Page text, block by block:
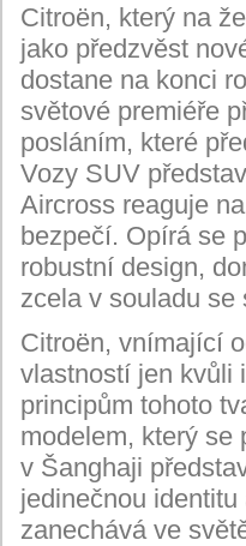
Citroën, který na
jako předzvěst
dostane na konci
světové premiéře
posláním, které
Vozy SUV
Aircross reaguje
bezpečí. Opírá se
robustní design,
zcela v souladu se
Citroën, vnímající
vlastností jen kvůli
principům tohoto
modelem, který se
v Šanghaji
jedinečnou
zanechává ve